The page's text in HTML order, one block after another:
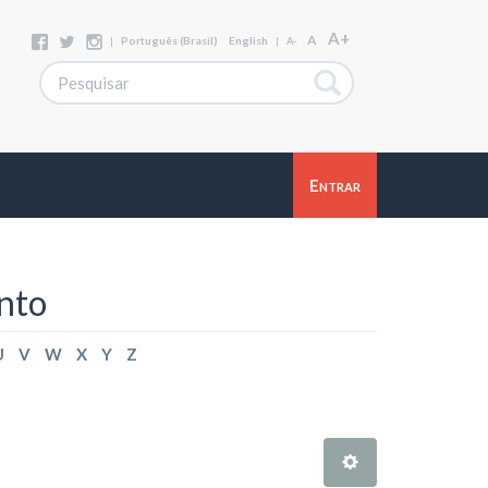
| Português (Brasil) English | A- A A+
Entrar
V W X Y Z